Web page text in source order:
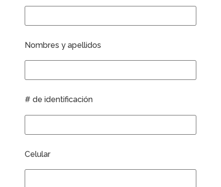
Nombres y apellidos
# de identificación
Celular